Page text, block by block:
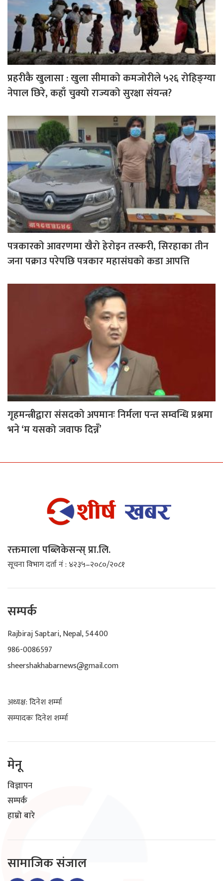
प्रहरीकै खुलासा : खुला सीमाको कमजोरीले ५२६ रोहिङ्ग्या
नेपाल छिरे, कहाँ चुक्यो राज्यको सुरक्षा संयन्त्र?
पत्रकारको आवरणमा खैरो हेरोइन तस्करी, सिरहाका तीन
जना पक्राउ परेपछि पत्रकार महासंघको कडा आपत्ति
गृहमन्त्रीद्वारा संसदको अपमानः निर्मला पन्त सम्वन्धि प्रश्नमा
भने ‘म यसको जवाफ दिन्नँ’
रक्तमाला पब्लिकेसन्स् प्रा.लि.
सूचना विभाग दर्ता नं : ४२३५–२०८०/२०८१
सम्पर्क
Rajbiraj Saptari, Nepal, 54400
986-0086597
sheershakhabarnews@gmail.com
अध्यक्ष: दिनेश शर्म्मा
सम्पादकः दिनेश शर्म्मा
मेनू
विज्ञापन
सम्पर्क
हाम्रो बारे
सामाजिक संजाल